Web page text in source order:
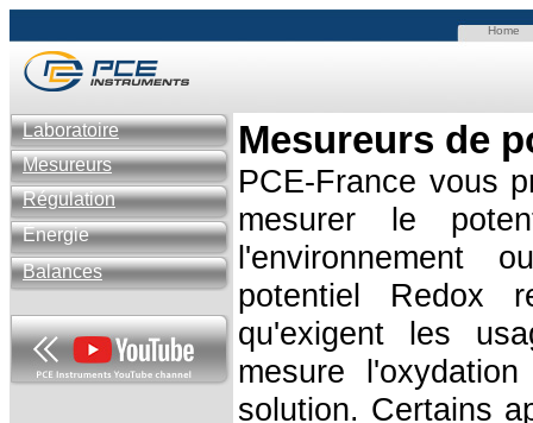
Home
Laboratoire
Mesureurs
Régulation
Énergie
Balances
Mesureurs de
PCE-France vous
mesurer le
l'environnement
potentiel Redox
qu'exigent les
mesure
solution. Certains